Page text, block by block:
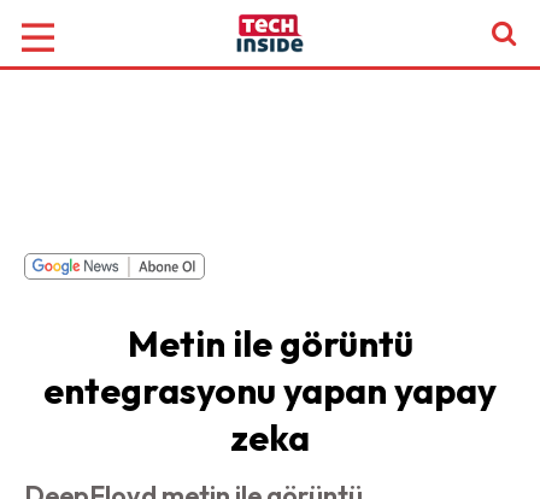
Metin ile görüntü
entegrasyonu yapan yapay
zeka